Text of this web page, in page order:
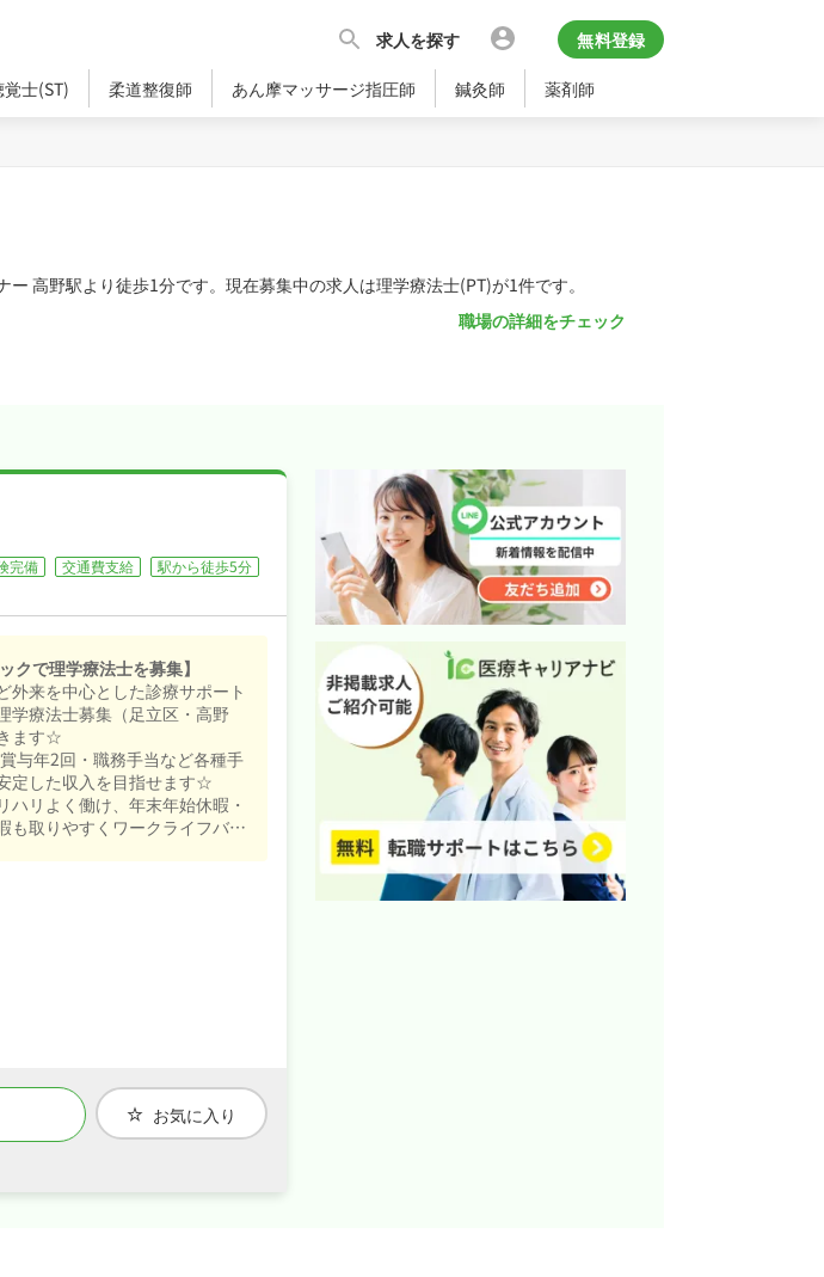
求人を探す 無料登録
士(ST) 柔道整復師 あん摩マッサージ指圧師 鍼灸師 薬剤師
高野駅より徒歩1分です。現在募集中の求人は理学療法士(PT)が1件です。
職場の詳細をチェック
完備 交通費支給
駅から徒歩5分
クで理学療法士を募集】
外来を中心とした診療サポート
学療法士募集（足立区・高野
ます☆
与年2回・職務手当など各種手
定した収入を目指せます☆
ハリよく働け、年末年始休暇・
も取りやすくワークライフバラ
お気に入り